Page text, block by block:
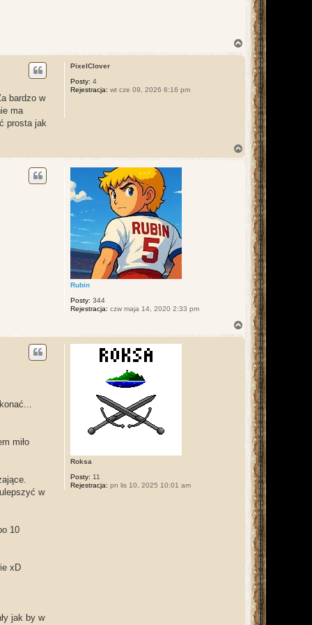
PixelClover
Posty: 4
Rejestracja: wt cze 09, 2026 6:16 pm
bardzo w
ma
prosta jak
a
Rubin
Posty: 344
Rejestracja: czw maja 14, 2020 2:33 pm
Roksa
Posty: 11
Rejestracja: pn lis 10, 2025 10:01 am
miło
w
10
xD
jak by w